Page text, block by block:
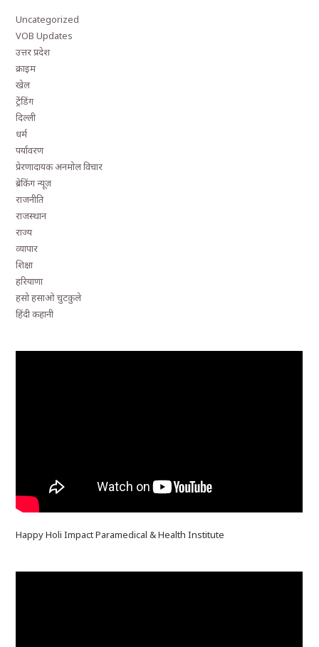
Uncategorized
VOB Updates
उत्तर प्रदेश
क्राइम
खेल
ट्रेंडिंग
दिल्ली
धर्म
पर्यावरण
प्रेरणादायक अनमोल विचार
ब्रेकिंग न्यूज़
राजनीति
राजस्थान
राज्य
व्यापार
शिक्षा
हरियाणा
हसो हसाओ चुटकुले
हिंदी कहानी
Happy Holi Impact Paramedical & Health Institute